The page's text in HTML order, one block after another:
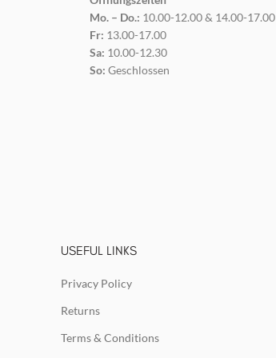
Mo. – Do.: 10.00-12.00 & 14.00-17.00
Fr: 13.00-17.00
Sa: 10.00-12.30
So: Geschlossen
USEFUL LINKS
Privacy Policy
Returns
Terms & Conditions